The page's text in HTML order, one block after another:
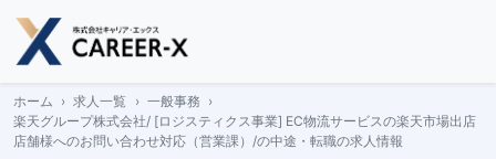
Skip
content
ホーム 求人一覧
一般事務
楽天グループ株式会社/ [ロジスティクス事業] EC物流サービスの楽天市場出店
店舗様へのお問い合わせ対応（営業課）/の中途・転職の求人情報